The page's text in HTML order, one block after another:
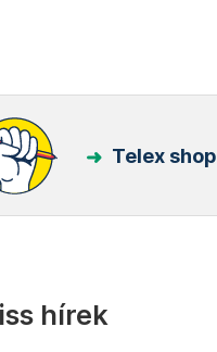
Telex shop
hírek